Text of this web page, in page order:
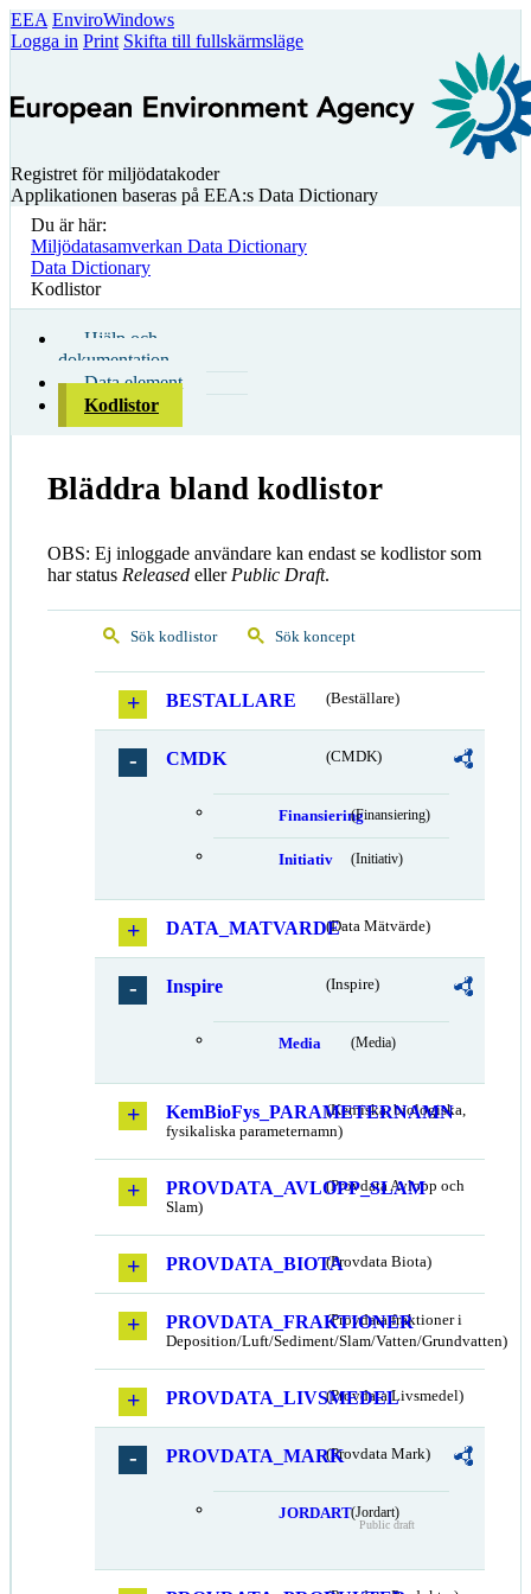
EEA EnviroWindows
Logga in Print Skifta till fullskärmsläge
Registret för miljödatakoder
Applikationen baseras på EEA:s Data Dictionary
Du är här:
Miljödatasamverkan Data Dictionary
Data Dictionary
Kodlistor
Hjälp och
dokumentation
Data element
Kodlistor
Bläddra bland kodlistor
OBS: Ej inloggade användare kan endast se kodlistor som
har status Released eller Public Draft.
Sök kodlistor Sök koncept
BESTALLARE (Beställare)
CMDK (CMDK)
Finansiering(Finansiering)
Initiativ (Initiativ)
DATA_MATVARDE(Data Mätvärde)
Inspire (Inspire)
Media (Media)
KemBioFys_PARAMETERNAMN
(Kemiska, biologiska,
fysikaliska parameternamn)
PROVDATA_AVLOPP_SLAM
(Provdata Avlopp och
Slam)
PROVDATA_BIOTA(Provdata Biota)
PROVDATA_FRAKTIONER
(Provdata fraktioner i
Deposition/Luft/Sediment/Slam/Vatten/Grundvatten)
PROVDATA_LIVSMEDEL
(Provdata Livsmedel)
PROVDATA_MARK(Provdata Mark)
JORDART(Jordart)
Public draft